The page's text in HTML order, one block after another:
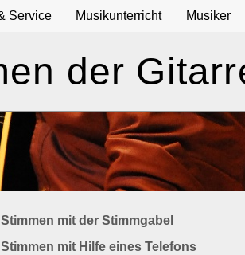
Service Musikunterricht Musiker
der
Stimmen mit der Stimmgabel
Stimmen mit Hilfe eines Telefons